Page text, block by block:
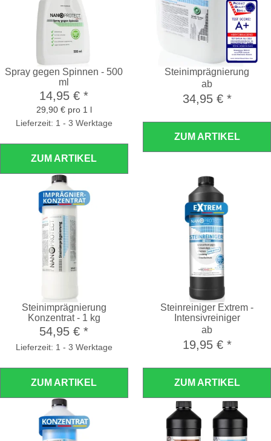
Spray gegen Spinnen - 500
ml
14,95 €*
29,90 € pro 1 l
Lieferzeit: 1 - 3 Werktage
ZUM ARTIKEL
Steinimprägnierung
ab
34,95 € *
ZUM ARTIKEL
Steinimprägnierung
Konzentrat - 1 kg
54,95 €*
Lieferzeit: 1 - 3 Werktage
ZUM ARTIKEL
Steinreiniger Extrem -
Intensivreiniger
ab
19,95 € *
ZUM ARTIKEL